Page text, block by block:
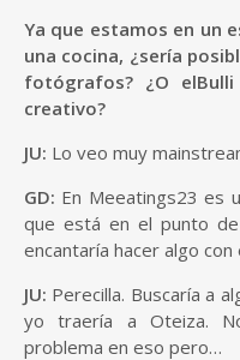
Ya que estamos en un
una cocina, ¿sería
fotógrafos? ¿O
creativo?
JU: Lo veo muy
GD: En Meeatings23 es
que está en el punto
encantaría hacer algo
JU: Perecilla. Buscaría a
yo traería a Oteiza.
problema en eso pero…